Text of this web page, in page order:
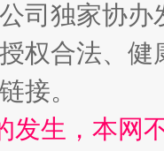
司独家协
权合法、
接。
发生，本网